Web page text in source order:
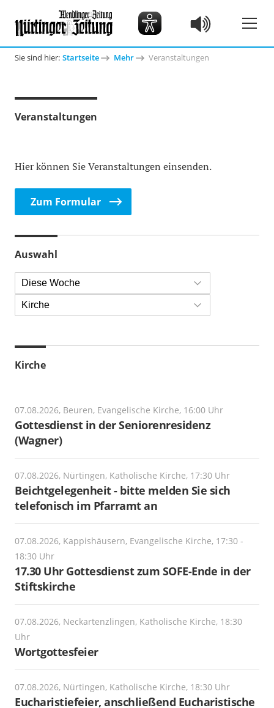
Sie sind hier: Startseite Mehr Veranstaltungen
Veranstaltungen
Hier können Sie Veranstaltungen einsenden.
Zum Formular
Auswahl
Diese Woche
Kirche
Kirche
07.08.2026, Beuren, Evangelische Kirche, 16:00 Uhr
Gottesdienst in der Seniorenresidenz
(Wagner)
07.08.2026, Nürtingen, Katholische Kirche, 17:30 Uhr
Beichtgelegenheit - bitte melden Sie sich
telefonisch im Pfarramt an
07.08.2026, Kappishäusern, Evangelische Kirche, 17:30 -
18:30 Uhr
17.30 Uhr Gottesdienst zum SOFE-Ende in der
Stiftskirche
07.08.2026, Neckartenzlingen, Katholische Kirche, 18:30
Uhr
Wortgottesfeier
07.08.2026, Nürtingen, Katholische Kirche, 18:30 Uhr
Eucharistiefeier, anschließend Eucharistische